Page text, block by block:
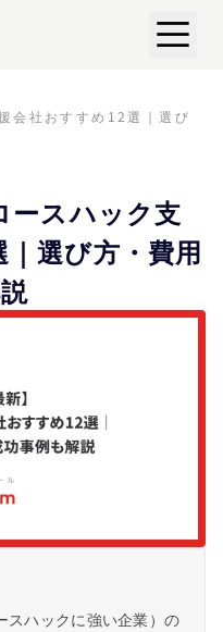
会社おすすめ12選｜選び
ースハック支
選び方・費用
スハックに強い企業）の